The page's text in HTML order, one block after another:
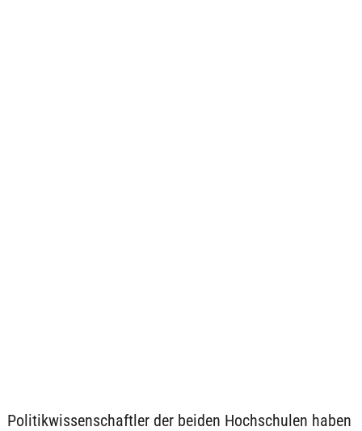
Politikwissenschaftler der beiden Hochschulen haben